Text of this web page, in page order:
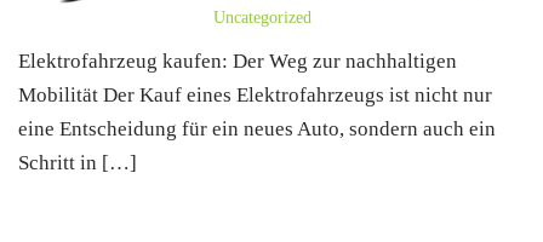
Uncategorized
Elektrofahrzeug kaufen: Der Weg zur nachhaltigen
Mobilität Der Kauf eines Elektrofahrzeugs ist nicht nur
eine Entscheidung für ein neues Auto, sondern auch ein
Schritt in […]